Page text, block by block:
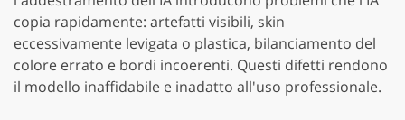
copia rapidamente: artefatti visibili, skin
eccessivamente levigata o plastica, bilanciamento del
colore errato e bordi incoerenti. Questi difetti rendono
il modello inaffidabile e inadatto all'uso professionale.